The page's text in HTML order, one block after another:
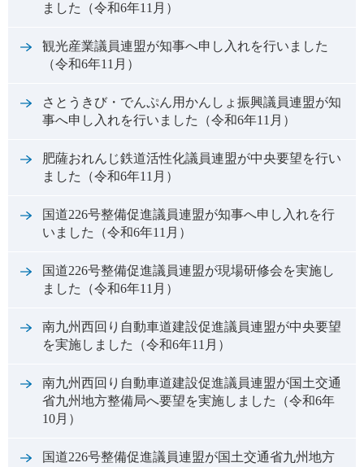
ました（令和6年11月）
観光産業議員連盟が知事へ申し入れを行いました
（令和6年11月）
さとうきび・でんぷん用かんしょ振興議員連盟が知
事へ申し入れを行いました（令和6年11月）
肥薩おれんじ鉄道活性化議員連盟が中央要望を行い
ました（令和6年11月）
国道226号整備促進議員連盟が知事へ申し入れを行
いました（令和6年11月）
国道226号整備促進議員連盟が現場研修会を実施し
ました（令和6年11月）
南九州西回り自動車道建設促進議員連盟が中央要望
を実施しました（令和6年11月）
南九州西回り自動車道建設促進議員連盟が国土交通
省九州地方整備局へ要望を実施しました（令和6年
10月）
国道226号整備促進議員連盟が国土交通省九州地方